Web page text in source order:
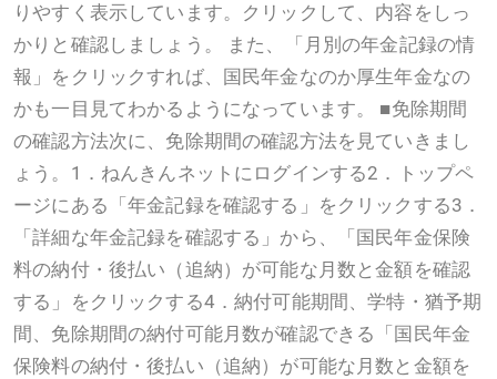
りやすく表示しています。クリックして、内容をしっ
かりと確認しましょう。 また、「月別の年金記録の情
報」をクリックすれば、国民年金なのか厚生年金なの
かも一目見てわかるようになっています。 ■免除期間
の確認方法次に、免除期間の確認方法を見ていきまし
ょう。1．ねんきんネットにログインする2．トップペ
ージにある「年金記録を確認する」をクリックする3．
「詳細な年金記録を確認する」から、「国民年金保険
料の納付・後払い（追納）が可能な月数と金額を確認
する」をクリックする4．納付可能期間、学特・猶予期
間、免除期間の納付可能月数が確認できる「国民年金
保険料の納付・後払い（追納）が可能な月数と金額を